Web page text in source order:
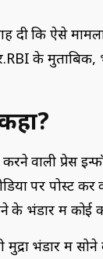
दी कि ऐसे
के मुताबिक,
वाली प्रेस
पर पोस्ट
के भंडार में कोई
मुद्रा भंडार में